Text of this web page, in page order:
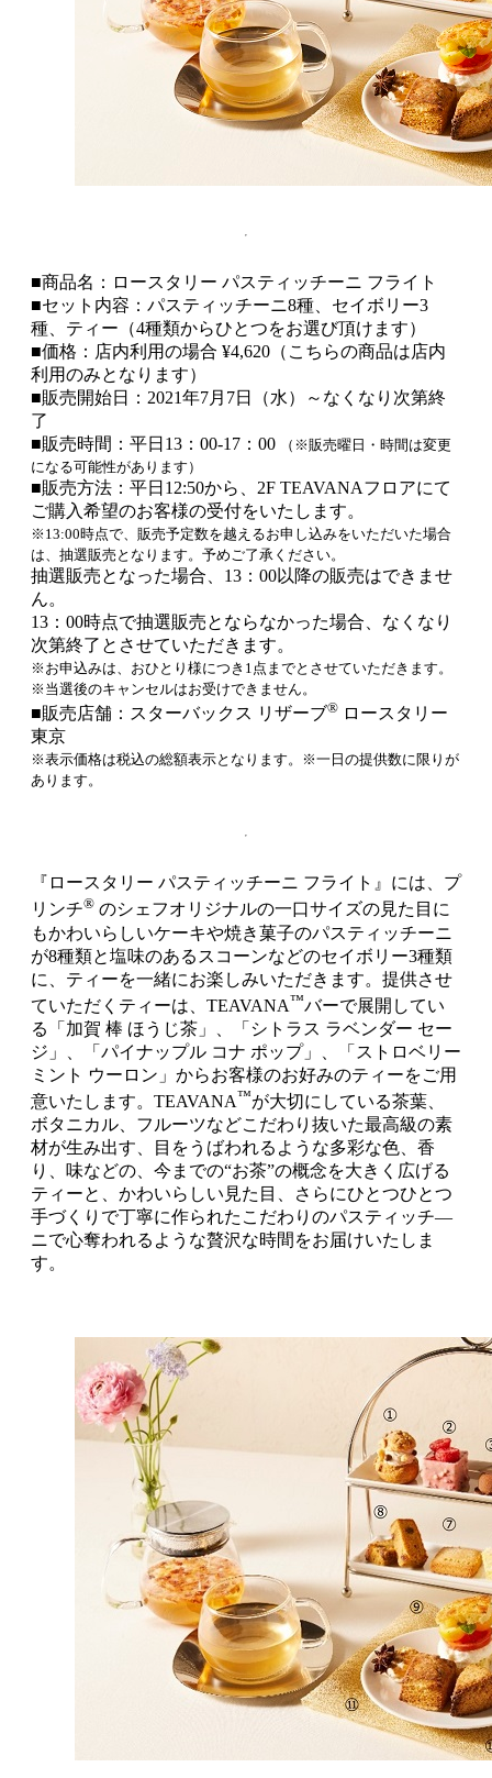
■商品名：ロースタリー パスティッチーニ フライト
■セット内容：パスティッチーニ8種、セイボリー3
種、ティー（4種類からひとつをお選び頂けます）
■価格：店内利用の場合 ¥4,620（こちらの商品は店内
利用のみとなります）
■販売開始日：2021年7月7日（水）～なくなり次第終
了
■販売時間：平日13：00‐17：00
（※販売曜日・時間は変更
になる可能性があります）
■販売方法：平日12:50から、2F TEAVANAフロアにて
ご購入希望のお客様の受付をいたします。​
※13:00時点で、販売予定数を越えるお申し込みをいただいた場合
は、抽選販売となります。予めご了承ください。
抽選販売となった場合、13：00以降の販売はできませ
ん。​
13：00時点で抽選販売とならなかった場合、なくなり
次第終了とさせていただきます。​
※お申込みは、おひとり様につき1点までとさせていただきます。​
※当選後のキャンセルはお受けできません。
■販売店舗：スターバックス リザーブ® ロースタリー
東京
※表示価格は税込の総額表示となります。※一日の提供数に限りが
あります。
『ロースタリー パスティッチーニ フライト』には、プ
リンチ® のシェフオリジナルの一口サイズの見た目に
もかわいらしいケーキや焼き菓子のパスティッチーニ
が8種類と塩味のあるスコーンなどのセイボリー3種類
に、ティーを一緒にお楽しみいただきます。提供させ
ていただくティーは、TEAVANA™バーで展開してい
る「加賀 棒 ほうじ茶」、「シトラス ラベンダー セー
ジ」、「パイナップル コナ ポップ」、「ストロベリー
ミント ウーロン」からお客様のお好みのティーをご用
意いたします。TEAVANA™が大切にしている茶葉、
ボタニカル、フルーツなどこだわり抜いた最高級の素
材が生み出す、目をうばわれるような多彩な色、香
り、味などの、今までの“お茶”の概念を大きく広げる
ティーと、かわいらしい見た目、さらにひとつひとつ
手づくりで丁寧に作られたこだわりのパスティッチ―
ニで心奪われるような贅沢な時間をお届けいたしま
す。